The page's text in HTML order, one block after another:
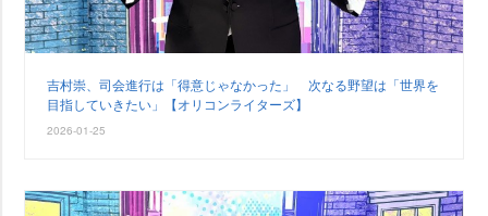
吉村崇、司会進行は「得意じゃなかった」 次なる野望は「世界を
目指していきたい」【オリコンライターズ】
2026-01-25